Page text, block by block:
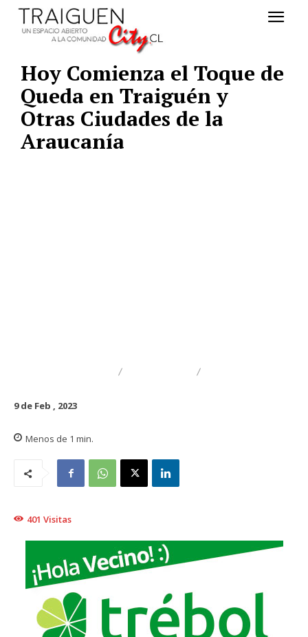
Hoy Comienza el Toque de
Queda en Traiguén y
Otras Ciudades de la
Araucanía
9 de Feb , 2023
Menos de 1 min.
401 Visitas